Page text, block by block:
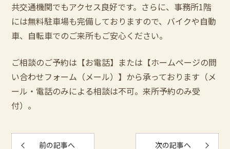
共交通機関でもアクセス良好です。さらに、事務所1階
には無料駐車場も完備しておりますので、バイクや自動
車、自転車でのご来所もご安心ください。
ご相談のご予約は【お電話】または【ホームページの問
い合わせフォーム（メール）】から承っております（メ
ール・電話のみによる相談は不可。来所予約のみ受
付）。
前の記事へ 次の記事へ